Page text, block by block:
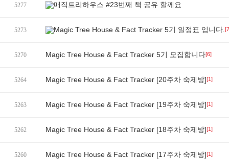
5277 매직트리하우스 #23번째 책 공유 할께요
5273 Magic Tree House & Fact Tracker 5기 일정표 입니다.
5270 Magic Tree House & Fact Tracker 5기 모집합니다[6]
5264 Magic Tree House & Fact Tracker [20주차 숙제방][1]
5263 Magic Tree House & Fact Tracker [19주차 숙제방][1]
5262 Magic Tree House & Fact Tracker [18주차 숙제방][1]
5260 Magic Tree House & Fact Tracker [17주차 숙제방][1]